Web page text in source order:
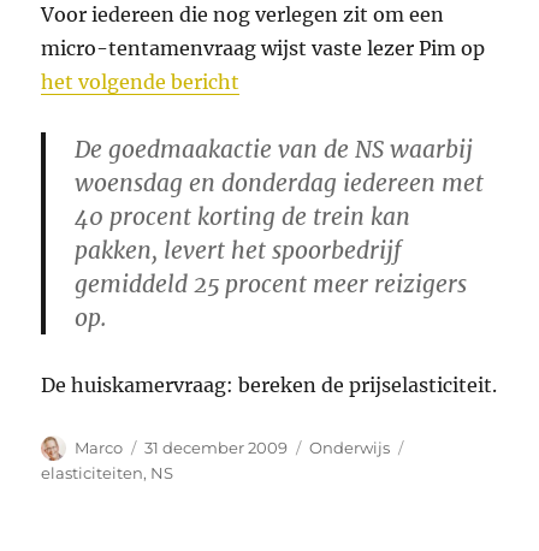
Voor iedereen die nog verlegen zit om een
micro-tentamenvraag wijst vaste lezer Pim op
het volgende bericht
De goedmaakactie van de NS waarbij
woensdag en donderdag iedereen met
40 procent korting de trein kan
pakken, levert het spoorbedrijf
gemiddeld 25 procent meer reizigers
op.
De huiskamervraag: bereken de prijselasticiteit.
Auteur
Marco
Geplaatst
op
31 december 2009 Categorieën
Onderwijs
elasticiteiten, NS